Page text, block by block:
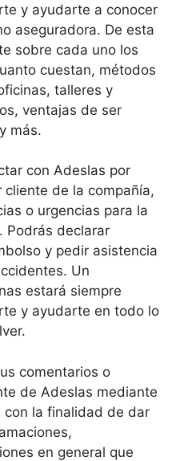
y ayudarte a conocer
aseguradora. De esta
sobre cada uno los
cuestan, métodos
talleres y
ventajas de ser
más.
con Adeslas por
de la compañía,
o urgencias para la
Podrás declarar
y pedir asistencia
Un
estará siempre
y ayudarte en todo lo
comentarios o
de Adeslas mediante
la finalidad de dar
en general que